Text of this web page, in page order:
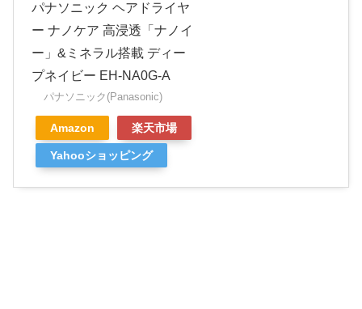
パナソニック ヘアドライヤ
ー ナノケア 高浸透「ナノイ
ー」&ミネラル搭載 ディー
プネイビー EH-NA0G-A
パナソニック(Panasonic)
Amazon 楽天市場
Yahooショッピング